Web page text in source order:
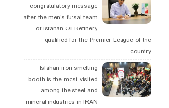
congratulatory message
after the men’s futsal team
of Isfahan Oil Refinery
qualified for the Premier League of the
country
Isfahan iron smelting
booth is the most visited
among the steel and
mineral industries in IRAN